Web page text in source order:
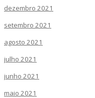
dezembro 2021
setembro 2021
agosto 2021
julho 2021
junho 2021
maio 2021